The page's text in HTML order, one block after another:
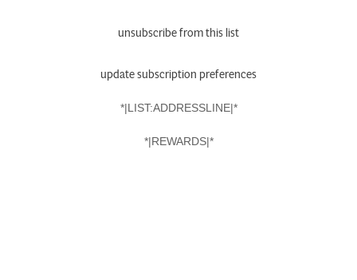
unsubscribe from this list
update subscription preferences
*|LIST:ADDRESSLINE|*
*|REWARDS|*